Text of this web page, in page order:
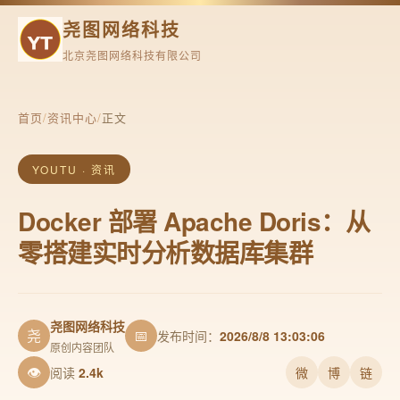
尧图网络科技
北京尧图网络科技有限公司
首页/资讯中心/正文
YOUTU · 资讯
Docker 部署 Apache Doris：从
零搭建实时分析数据库集群
尧 尧图网络科技
原创内容团队
📅 发布时间： 2026/8/8 13:03:06
👁 阅读 2.4k 微 博 链